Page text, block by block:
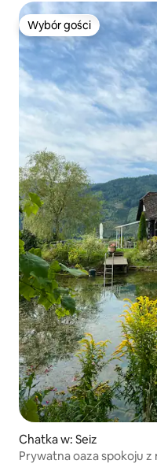
Wybór gości
Wybór gości
Chatka w: Seiz
Prywatna oaza spokoju